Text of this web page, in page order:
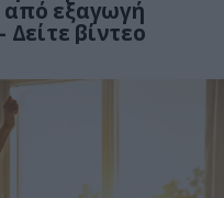
από εξαγωγή
Δείτε βίντεο